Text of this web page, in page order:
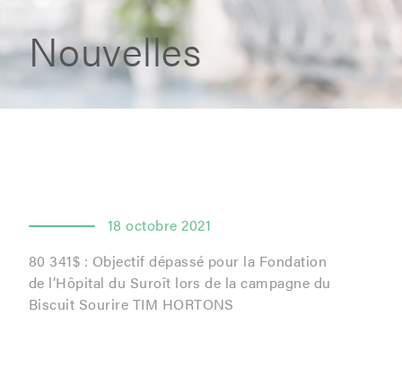
Nouvelles
18 octobre 2021
80 341$ : Objectif dépassé pour la Fondation
de l’Hôpital du Suroît lors de la campagne du
Biscuit Sourire TIM HORTONS